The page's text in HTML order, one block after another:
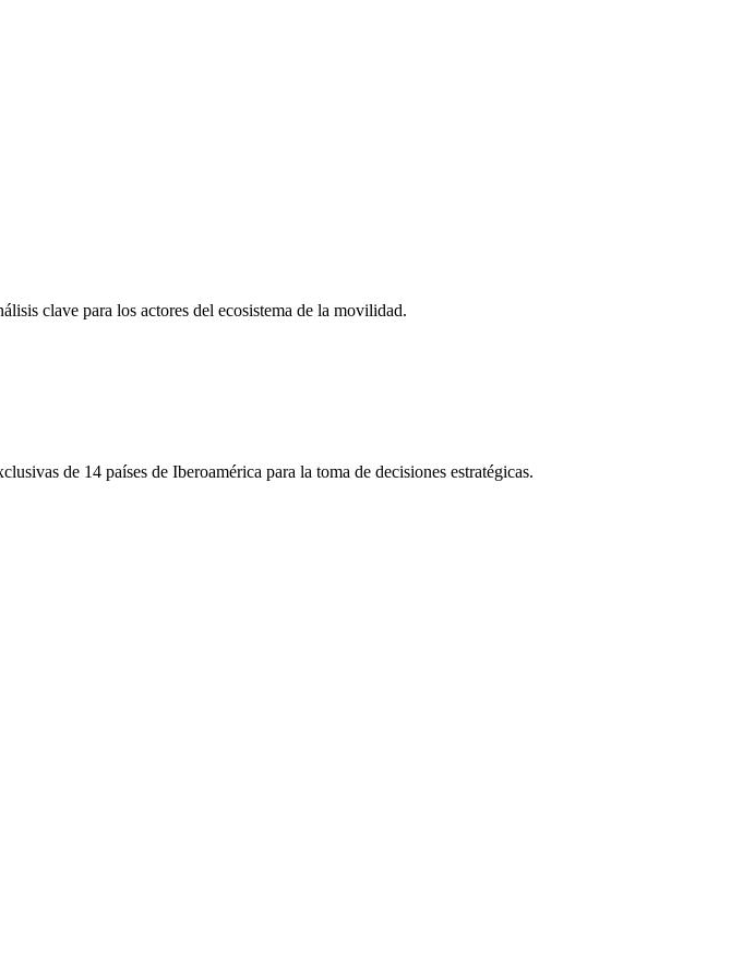
clave para los actores del ecosistema de la movilidad.
de 14 países de Iberoamérica para la toma de decisiones estratégicas.